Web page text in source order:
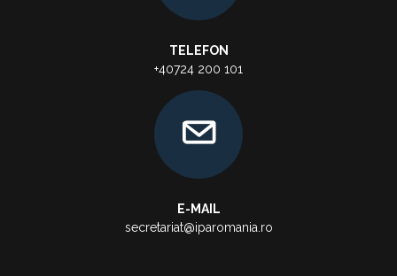
TELEFON
+40724 200 101
E-MAIL
secretariat@iparomania.ro